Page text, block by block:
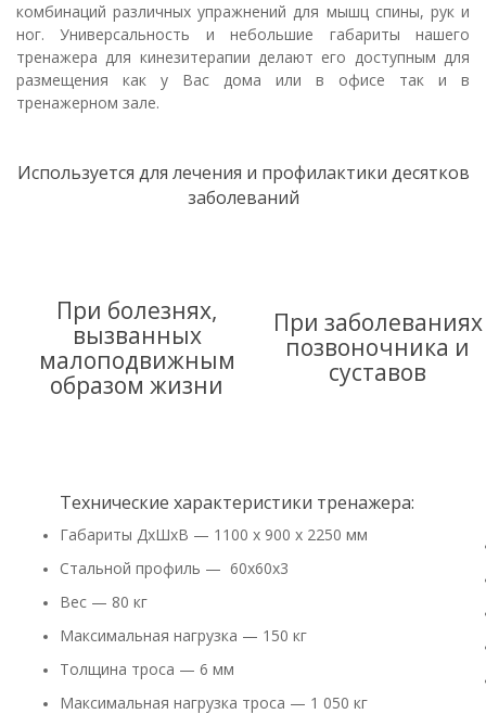
комбинаций различных упражнений для мышц спины, рук и
ног. Универсальность и небольшие габариты нашего
тренажера для кинезитерапии делают его доступным для
размещения как у Вас дома или в офисе так и в
тренажерном зале.
Используется для лечения и профилактики десятков
заболеваний
При болезнях,
вызванных
малоподвижным
образом жизни
При заболеваниях
позвоночника и
суставов
Технические характеристики тренажера:
Габариты ДхШхВ — 1100 х 900 х 2250 мм
Стальной профиль — 60х60х3
Вес — 80 кг
Максимальная нагрузка — 150 кг
Толщина троса — 6 мм
Максимальная нагрузка троса — 1 050 кг